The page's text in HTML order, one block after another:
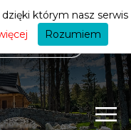
którym nasz serwis
Rozumiem